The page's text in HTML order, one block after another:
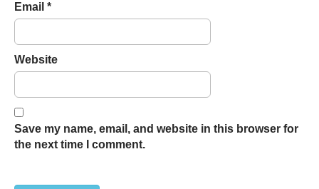
Email *
Website
Save my name, email, and website in this browser for
the next time I comment.